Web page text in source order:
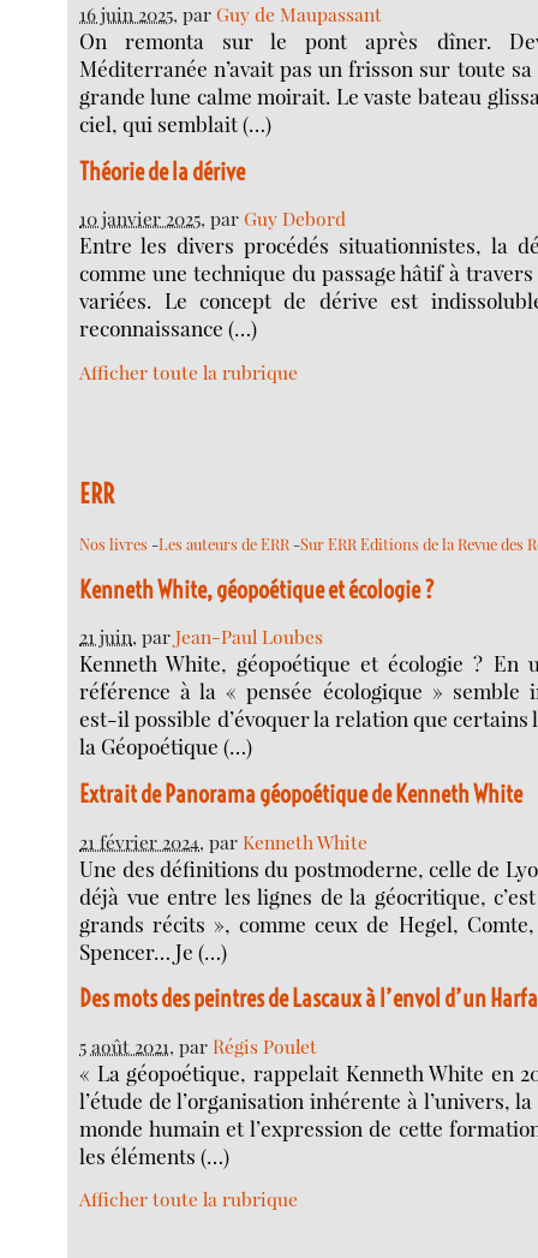
16 juin 2025, parGuy de Maupassant
On remonta sur le pont après dîner.
Méditerranée n’avait pas un frisson sur toute sa
grande lune calme moirait. Le vaste bateau
ciel, qui semblait (…)
Théorie de la dérive
10 janvier 2025, parGuy Debord
Entre les divers procédés situationnistes, la
comme une technique du passage hâtif à
variées. Le concept de dérive est
reconnaissance (…)
Afficher toute la rubrique
ERR
Nos livres -Les auteurs de ERR -Sur ERR Editions de la Revue des
Kenneth White, géopoétique et écologie ?
21 juin, parJean-Paul Loubes
Kenneth White, géopoétique et écologie ? En
référence à la « pensée écologique » semble
est-il possible d’évoquer la relation que certains
la Géopoétique (…)
Extrait de Panorama géopoétique de Kenneth White
21 février 2024, parKenneth White
Une des définitions du postmoderne, celle de
déjà vue entre les lignes de la géocritique, c’est
grands récits », comme ceux de Hegel,
Spencer… Je (…)
Des mots des peintres de Lascaux à l’envol d’un
5 août 2021, parRégis Poulet
« La géopoétique, rappelait Kenneth White en
l’étude de l’organisation inhérente à l’univers,
monde humain et l’expression de cette
les éléments (…)
Afficher toute la rubrique